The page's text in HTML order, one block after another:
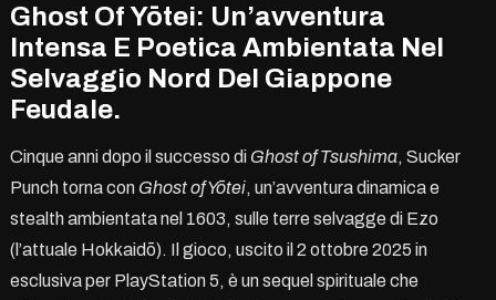
Ghost Of Yōtei: Un’avventura
Intensa E Poetica Ambientata Nel
Selvaggio Nord Del Giappone
Feudale.
Cinque anni dopo il successo di Ghost of Tsushima, Sucker
Punch torna con Ghost of Yōtei, un’avventura dinamica e
stealth ambientata nel 1603, sulle terre selvagge di Ezo
(l’attuale Hokkaidō). Il gioco, uscito il 2 ottobre 2025 in
esclusiva per PlayStation 5, è un sequel spirituale che